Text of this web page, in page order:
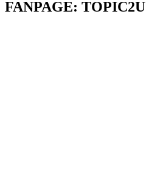
FANPAGE: TOPIC2U